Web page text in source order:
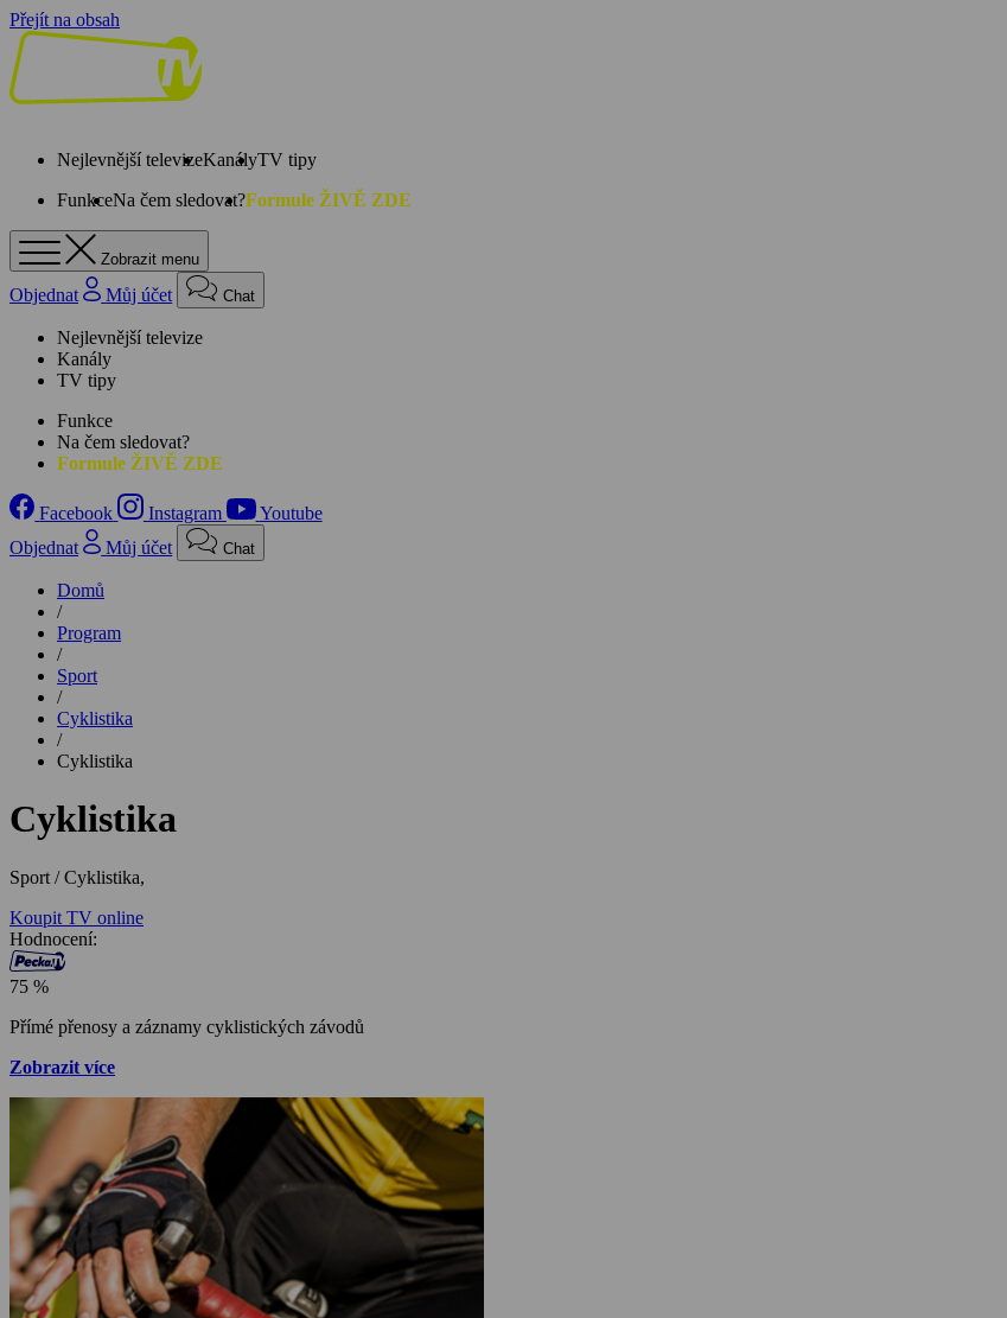
Přejít na obsah
Nejlevnější televizeKanályTV tipy
FunkceNa čem sledovat?Formule ŽIVĚ ZDE
Zobrazit menu
Objednat Můj účet Chat
Nejlevnější televize
Kanály
TV tipy
Funkce
Na čem sledovat?
Formule ŽIVĚ ZDE
Facebook Instagram
Youtube
Objednat
Můj účet Chat
Domů
/
Program
/
Sport
/
Cyklistika
/
Cyklistika
Cyklistika
Sport / Cyklistika,
Koupit TV online
Hodnocení:
75 %
Přímé přenosy a záznamy cyklistických závodů
Zobrazit více